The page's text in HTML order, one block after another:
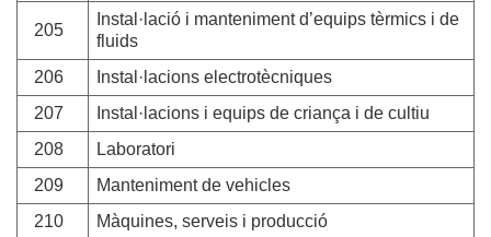
205
Instal·lació i manteniment d’equips tèrmics i de
fluids
206
Instal·lacions electrotècniques
207
Instal·lacions i equips de criança i de cultiu
208
Laboratori
209
Manteniment de vehicles
210
Màquines, serveis i producció